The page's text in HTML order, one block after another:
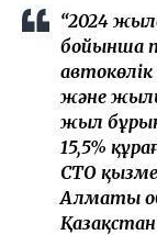
“2024
бойынша
және
жыл
15,5%
СТО
Алматы
Қазақстан